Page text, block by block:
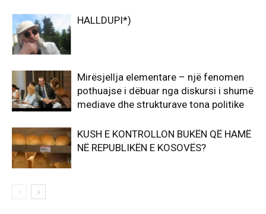
HALLDUPI*)
Mirësjellja elementare – një fenomen
pothuajse i dëbuar nga diskursi i shumë
mediave dhe strukturave tona politike
KUSH E KONTROLLON BUKËN QË HAMË
NË REPUBLIKËN E KOSOVËS?